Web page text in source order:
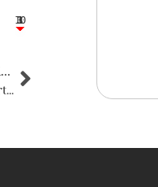
3
1
1
3
10
PRÓXIMA
Porta Retratos